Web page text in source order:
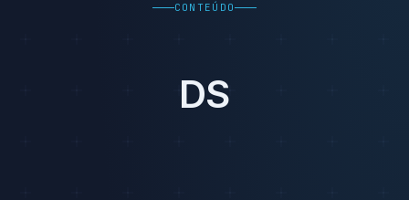
CONTEÚDO
DS